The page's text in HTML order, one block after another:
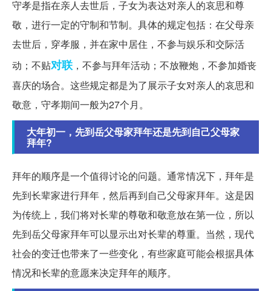
守孝是指在亲人去世后，子女为表达对亲人的哀思和尊
敬，进行一定的守制和节制。具体的规定包括：在父母亲
去世后，穿孝服，并在家中居住，不参与娱乐和交际活
动；不贴对联 ，不参与拜年活动；不放鞭炮，不参加婚丧
喜庆的场合。这些规定都是为了展示子女对亲人的哀思和
敬意，守孝期间一般为27个月。
大年初一，先到岳父母家拜年还是先到自己父母家
拜年?
拜年的顺序是一个值得讨论的问题。通常情况下，拜年是
先到长辈家进行拜年，然后再到自己父母家拜年。这是因
为传统上，我们将对长辈的尊敬和敬意放在第一位，所以
先到岳父母家拜年可以显示出对长辈的尊重。当然，现代
社会的变迁也带来了一些变化，有些家庭可能会根据具体
情况和长辈的意愿来决定拜年的顺序。